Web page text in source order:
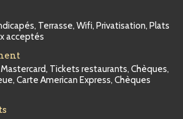
Terrasse, Wifi, Privatisation, Plats
acceptés
Tickets restaurants, Chèques,
Carte American Express, Chèques